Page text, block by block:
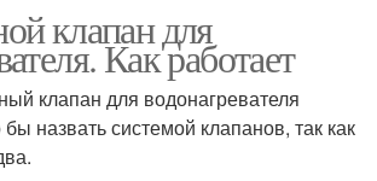
клапан для
Как работает
клапан для водонагревателя
назвать системой клапанов, так как